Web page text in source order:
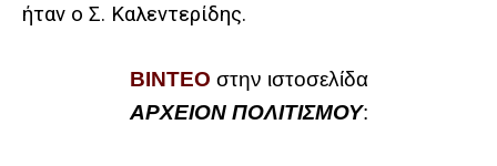
ήταν ο Σ. Καλεντερίδης.
ΒΙΝΤΕΟ στην ιστοσελίδα
ΑΡΧΕΙΟΝ ΠΟΛΙΤΙΣΜΟΥ: